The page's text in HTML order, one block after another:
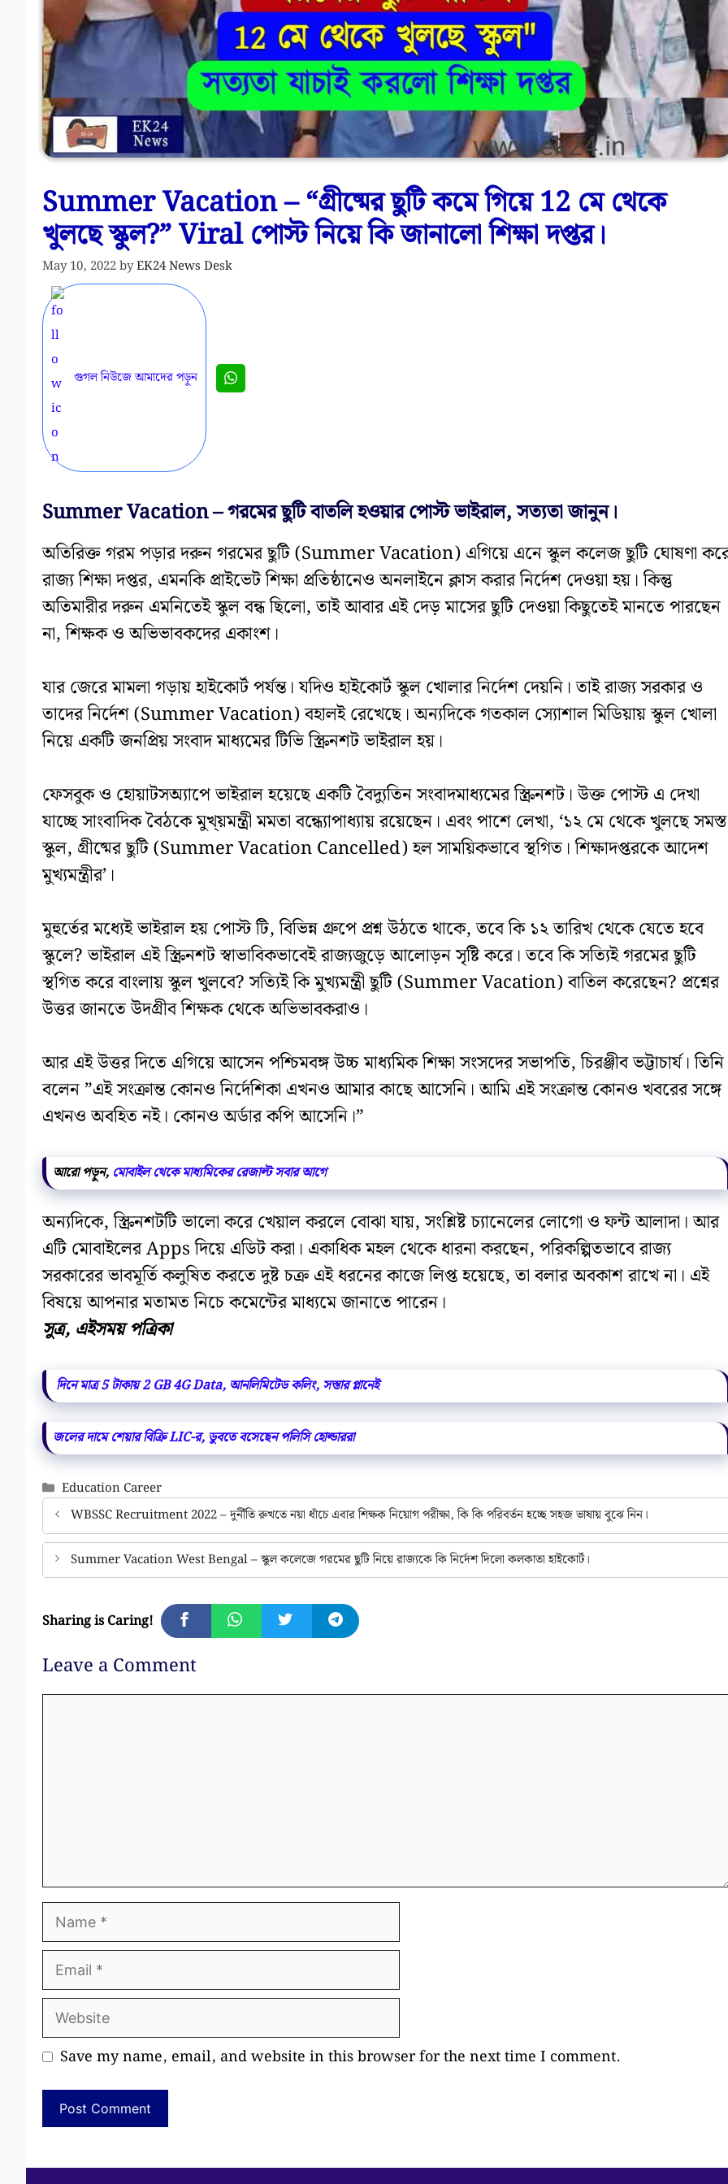
Summer Vacation – “গ্রীষ্মের ছুটি কমে গিয়ে 12 মে থেকে
খুলছে স্কুল?” Viral পোস্ট নিয়ে কি জানালো শিক্ষা দপ্তর।
May 10, 2022byEK24 News Desk
গুগল নিউজে আমাদের পড়ুন
Summer Vacation – গরমের ছুটি বাতলি হওয়ার পোস্ট ভাইরাল, সত্যতা জানুন।
অতিরিক্ত গরম পড়ার দরুন গরমের ছুটি (Summer Vacation) এগিয়ে এনে স্কুল কলেজ ছুটি ঘোষণা
রাজ্য শিক্ষা দপ্তর, এমনকি প্রাইভেট শিক্ষা প্রতিষ্ঠানেও অনলাইনে ক্লাস করার নির্দেশ দেওয়া হয়। কিন্তু
অতিমারীর দরুন এমনিতেই স্কুল বন্ধ ছিলো, তাই আবার এই দেড় মাসের ছুটি দেওয়া কিছুতেই মানতে পারছেন
না, শিক্ষক ও অভিভাবকদের একাংশ।
যার জেরে মামলা গড়ায় হাইকোর্ট পর্যন্ত। যদিও হাইকোর্ট স্কুল খোলার নির্দেশ দেয়নি। তাই রাজ্য সরকার ও
তাদের নির্দেশ (Summer Vacation) বহালই রেখেছে। অন্যদিকে গতকাল স্যোশাল মিডিয়ায় স্কুল খোলা
নিয়ে একটি জনপ্রিয় সংবাদ মাধ্যমের টিভি স্ক্রিনশট ভাইরাল হয়।
ফেসবুক ও হোয়াটসঅ্যাপে ভাইরাল হয়েছে একটি বৈদ্যুতিন সংবাদমাধ্যমের স্ক্রিনশট। উক্ত পোস্ট এ দেখা
যাচ্ছে সাংবাদিক বৈঠকে মুখ্য়মন্ত্রী মমতা বন্ধ্যোপাধ্যায় রয়েছেন। এবং পাশে লেখা, ‘১২ মে থেকে খুলছে সমস্ত
স্কুল, গ্রীষ্মের ছুটি (Summer Vacation Cancelled) হল সাময়িকভাবে স্থগিত। শিক্ষাদপ্তরকে আদেশ
মুখ্যমন্ত্রীর’।
মুহুর্তের মধ্যেই ভাইরাল হয় পোস্ট টি, বিভিন্ন গ্রুপে প্রশ্ন উঠতে থাকে, তবে কি ১২ তারিখ থেকে যেতে হবে
স্কুলে? ভাইরাল এই স্ক্রিনশট স্বাভাবিকভাবেই রাজ্যজুড়ে আলোড়ন সৃষ্টি করে। তবে কি সত্যিই গরমের ছুটি
স্থগিত করে বাংলায় স্কুল খুলবে? সত্যিই কি মুখ্যমন্ত্রী ছুটি (Summer Vacation) বাতিল করেছেন? প্রশ্নের
উত্তর জানতে উদগ্রীব শিক্ষক থেকে অভিভাবকরাও।
আর এই উত্তর দিতে এগিয়ে আসেন পশ্চিমবঙ্গ উচ্চ মাধ্যমিক শিক্ষা সংসদের সভাপতি, চিরঞ্জীব ভট্টাচার্য। তিনি
বলেন ”এই সংক্রান্ত কোনও নির্দেশিকা এখনও আমার কাছে আসেনি। আমি এই সংক্রান্ত কোনও খবরের সঙ্গে
এখনও অবহিত নই। কোনও অর্ডার কপি আসেনি।”
আরো পড়ুন, মোবাইল থেকে মাধ্যমিকের রেজাল্ট সবার আগে
অন্যদিকে, স্ক্রিনশটটি ভালো করে খেয়াল করলে বোঝা যায়, সংশ্লিষ্ট চ্যানেলের লোগো ও ফন্ট আলাদা। আর
এটি মোবাইলের Apps দিয়ে এডিট করা। একাধিক মহল থেকে ধারনা করছেন, পরিকল্পিতভাবে রাজ্য
সরকারের ভাবমূর্তি কলুষিত করতে দুষ্ট চক্র এই ধরনের কাজে লিপ্ত হয়েছে, তা বলার অবকাশ রাখে না। এই
বিষয়ে আপনার মতামত নিচে কমেন্টের মাধ্যমে জানাতে পারেন।
সুত্র, এইসময় পত্রিকা
দিনে মাত্র 5 টাকায় 2 GB 4G Data, আনলিমিটেড কলিং, সস্তার প্লানেই
জলের দামে শেয়ার বিক্রি LIC-র, ডুবতে বসেছেন পলিসি হোল্ডাররা
Categories
Education Career
WBSSC Recruitment 2022 – দুর্নীতি রুখতে নয়া ধাঁচে এবার শিক্ষক নিয়োগ পরীক্ষা, কি কি পরিবর্তন হচ্ছে সহজ ভাষায় বুঝে নিন।
Summer Vacation West Bengal – স্কুল কলেজে গরমের ছুটি নিয়ে রাজ্যকে কি নির্দেশ দিলো কলকাতা হাইকোর্ট।
Sharing is Caring!
Leave a Comment
Name
Email
Website
Save my name, email, and website in this browser for the next time I comment.